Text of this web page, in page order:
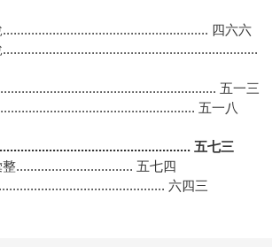
四六六
五一三
五一八
五七三
................................. 五七四
六四三